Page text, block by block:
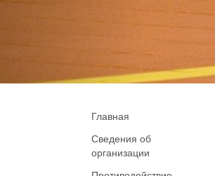
Главная
Сведения об
организации
Противодействие